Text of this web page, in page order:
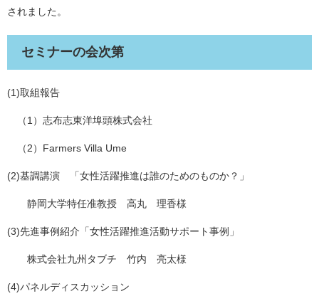
されました。
セミナーの会次第
(1)取組報告
（1）志布志東洋埠頭株式会社
（2）Farmers Villa Ume
(2)基調講演 「女性活躍推進は誰のためのものか？」
静岡大学特任准教授 高丸 理香様
(3)先進事例紹介「女性活躍推進活動サポート事例」
株式会社九州タブチ 竹内 亮太様
(4)パネルディスカッション